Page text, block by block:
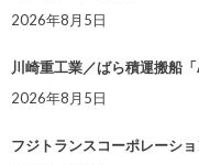
2026年8月5日
川崎重工業／ばら積運搬船
2026年8月5日
フジトランスコーポレーシ